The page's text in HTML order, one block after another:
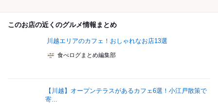
このお店の近くのグルメ情報まとめ
川越エリアのカフェ！おしゃれなお店13選
食べログまとめ編集部
【川越】オープンテラスがあるカフェ6選！小江戸散策で
寄...